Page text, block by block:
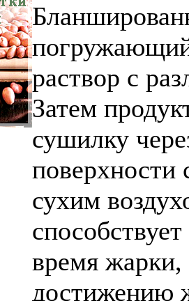
погружающий
раствор с
Затем
сушилку
поверхности
сухим
время жарки,
достижению